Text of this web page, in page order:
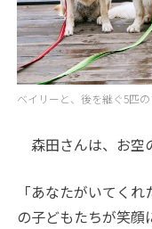
ベイリーと、後を継ぐ5匹
森田さんは、お空
「あなたがいてく
の子どもたちが笑顔